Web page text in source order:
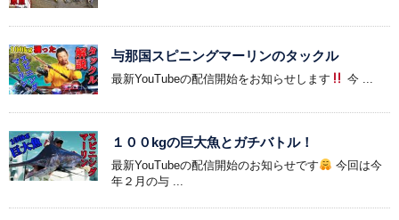
与那国スピニングマーリンのタックル
最新YouTubeの配信開始をお知らせします 今 ...
１００kgの巨大魚とガチバトル！
最新YouTubeの配信開始のお知らせです
今回は今
年２月の与 ...